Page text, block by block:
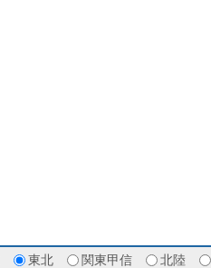
東北 関東甲信 北陸